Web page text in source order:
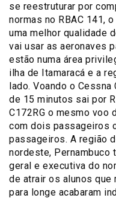
se reestruturar por
normas no RBAC 141,
uma melhor qualidade
vai usar as aeronaves
estão numa área
ilha de Itamaracá e a
lado. Voando o
de 15 minutos sai por
C172RG o mesmo voo
com dois passageiros
passageiros. A região
nordeste, Pernambuco
geral e executiva do
de atrair os alunos
para longe acabaram